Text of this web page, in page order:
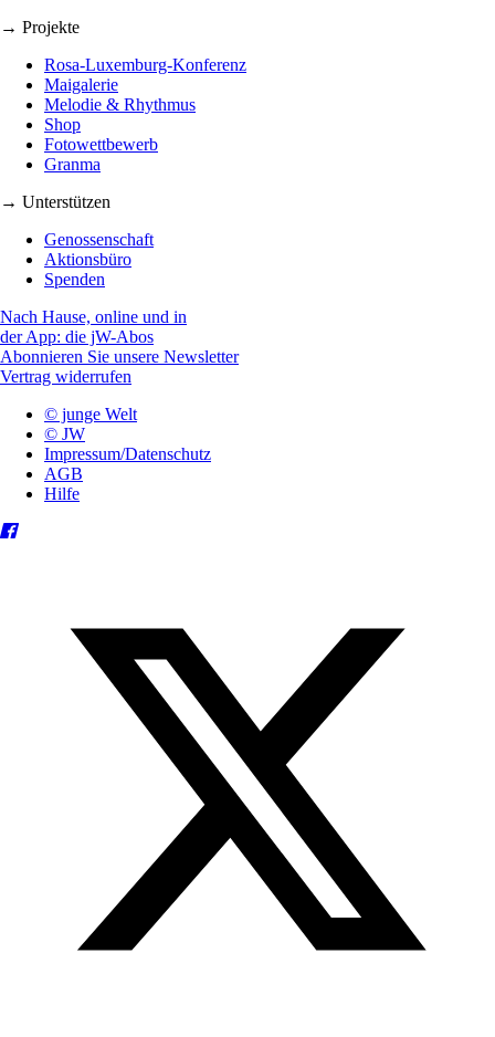
→ Projekte
Rosa-Luxemburg-Konferenz
Maigalerie
Melodie & Rhythmus
Shop
Fotowettbewerb
Granma
→ Unterstützen
Genossenschaft
Aktionsbüro
Spenden
Nach Hause, online und in
der App: die jW-Abos
Abonnieren Sie unsere Newsletter
Vertrag widerrufen
© junge Welt
© JW
Impressum/Datenschutz
AGB
Hilfe